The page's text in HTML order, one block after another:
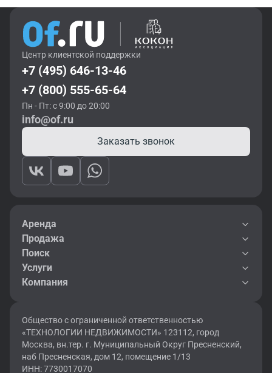
Центр клиентской поддержки
+7 (495) 646-13-46
+7 (800) 555-65-64
Пн - Пт: с 9:00 до 20:00
info@of.ru
Заказать звонок
Аренда
Продажа
Поиск
Услуги
Компания
Общество с ограниченной ответственностью
«ТЕХНОЛОГИИ НЕДВИЖИМОСТИ» 123112, город
Москва, вн.тер. г. Муниципальный Округ Пресненский,
наб Пресненская, дом 12, помещение 1/13
ИНН: 7730017070